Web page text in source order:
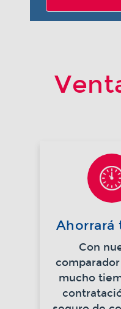
Ahorrará
Con
mucho